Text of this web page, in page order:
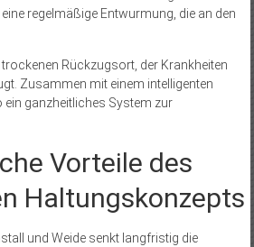
regelmäßige Entwurmung, die an den
trockenen Rückzugsort, der Krankheiten
Zusammen mit einem intelligenten
ein ganzheitliches System zur
Vorteile des
Haltungskonzepts
und Weide senkt langfristig die